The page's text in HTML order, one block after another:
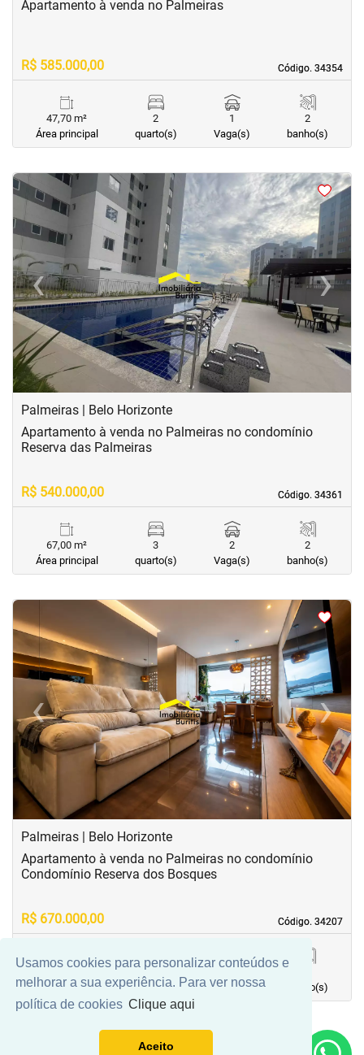
Usamos cookies para personalizar conteúdos e
melhorar a sua experiência. Para ver nossa
política de cookies Clique aqui
AceitoMais Filtros
Código. 34354
Código. 34354
Apartamento à venda no Palmeiras
R$ 585.000,00
47,70 m²
Área principal
2
quarto(s)
1
Vaga(s)
2
banho(s)
<<<
‹Previous ›Next
Palmeiras | Belo Horizonte
Código. 34361
Código. 34361
Apartamento à venda no Palmeiras no condomínio
Reserva das Palmeiras
R$ 540.000,00
67,00 m²
Área principal
3
quarto(s)
2
Vaga(s)
2
banho(s)
<
‹Previous ›Next
Palmeiras | Belo Horizonte
Código. 34207
Código. 34207
Apartamento à venda no Palmeiras no condomínio
Condomínio Reserva dos Bosques
R$ 670.000,00
Área principal
quarto(s)
Vaga(s)
banho(s)